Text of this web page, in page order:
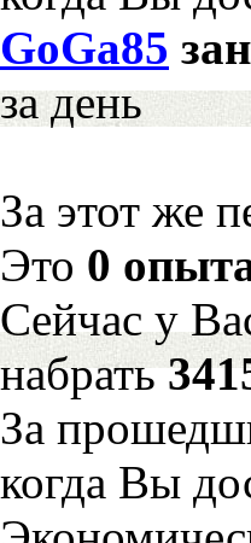
GoGa85
за день
За этот же
Это 0
Сейчас у
набрать
За
когда Вы